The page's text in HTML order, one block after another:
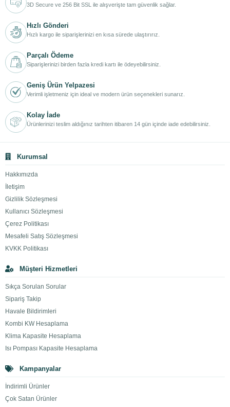
3D Secure ve 256 Bit SSL ile alışverişte tam güvenlik sağlar.
Hızlı Gönderi
Hızlı kargo ile siparişlerinizi en kısa sürede ulaştırırız.
Parçalı Ödeme
Siparişlerinizi birden fazla kredi kartı ile ödeyebilirsiniz.
Geniş Ürün Yelpazesi
Verimli işletmeniz için ideal ve modern ürün seçenekleri sunarız.
Kolay İade
Ürünlerinizi teslim aldığınız tarihten itibaren 14 gün içinde iade edebilirsiniz.
Kurumsal
Hakkımızda
İletişim
Gizlilik Sözleşmesi
Kullanıcı Sözleşmesi
Çerez Politikası
Mesafeli Satış Sözleşmesi
KVKK Politikası
Müşteri Hizmetleri
Sıkça Sorulan Sorular
Sipariş Takip
Havale Bildirimleri
Kombi KW Hesaplama
Klima Kapasite Hesaplama
Isı Pompası Kapasite Hesaplama
Kampanyalar
İndirimli Ürünler
Çok Satan Ürünler